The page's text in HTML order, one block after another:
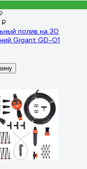
₽
полив на 30
Gigant GD-01